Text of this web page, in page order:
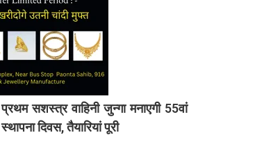
प्रथम सशस्त्र वाहिनी जुन्गा मनाएगी 55वां
स्थापना दिवस, तैयारियां पूरी